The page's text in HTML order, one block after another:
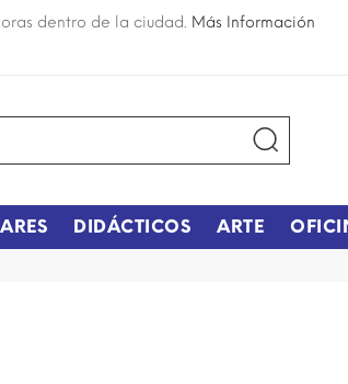
dentro de la ciudad. Más Información
DIDÁCTICOS ARTE